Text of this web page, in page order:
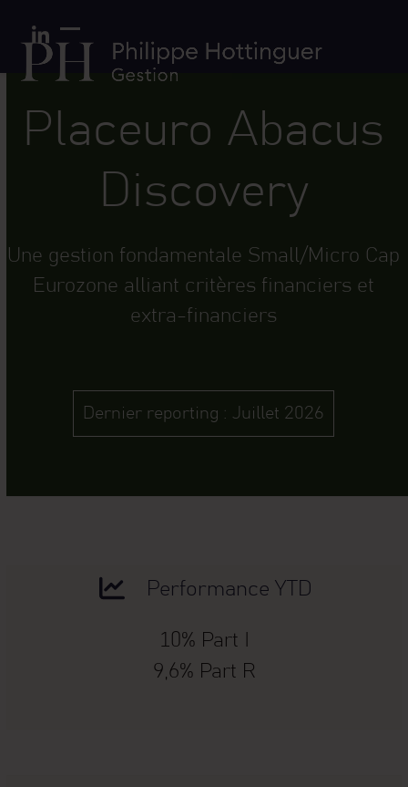
content
LinkedIn
Open
mobile
menu
Close
mobile
menu
Placeuro Abacus
Discovery
Une gestion fondamentale Small/Micro Cap
Eurozone alliant critères financiers et
extra-financiers
Dernier reporting : Juillet 2026
Performance YTD
10% Part I
9,6% Part R